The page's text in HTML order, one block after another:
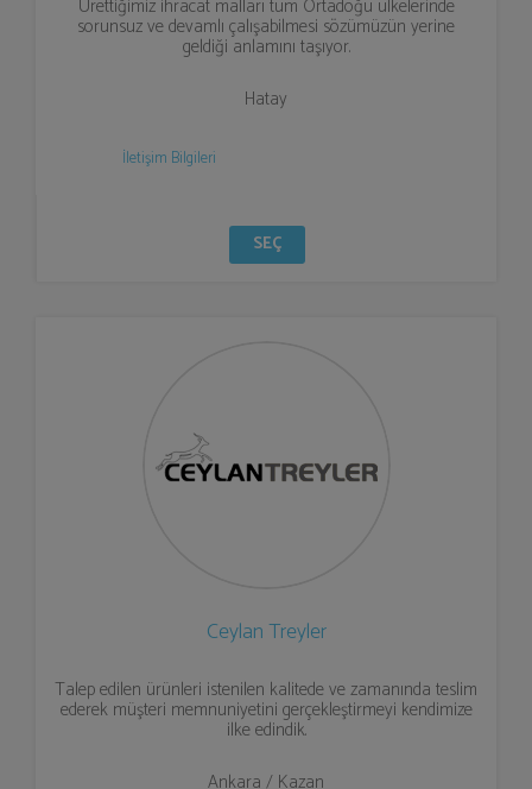
Ürettiğimiz ihracat malları tüm Ortadoğu ülkelerinde
sorunsuz ve devamlı çalışabilmesi sözümüzün yerine
geldiği anlamını taşıyor.
Hatay
İletişim Bilgileri
SEÇ
Ceylan Treyler
Talep edilen ürünleri istenilen kalitede ve zamanında teslim
ederek müşteri memnuniyetini gerçekleştirmeyi kendimize
ilke edindik.
Ankara / Kazan